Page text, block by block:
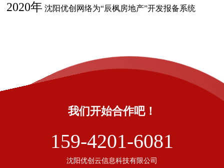
2020年 沈阳优创网络为“辰枫房地产”开发报备系统
我们开始合作吧！
159-4201-6081
沈阳优创云信息科技有限公司